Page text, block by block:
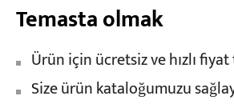
Temasta olmak
Ürün için ücretsiz ve hızlı
Size ürün kataloğumuzu